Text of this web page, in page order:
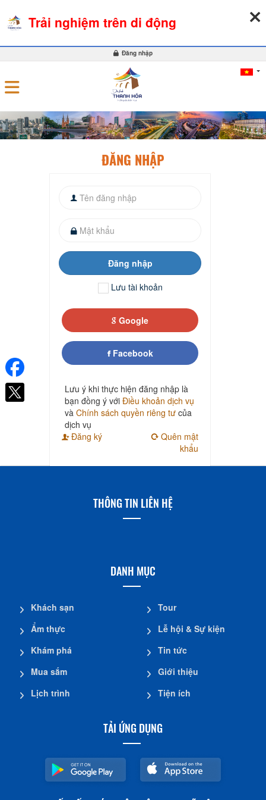
Đăng nhập
ĐĂNG NHẬP
Đăng nhập
Lưu tài khoản
Google
Facebook
Lưu ý khi thực hiện đăng nhập là
bạn đồng ý với Điều khoản dịch vụ
và Chính sách quyền riêng tư của
dịch vụ
Đăng ký
Quên mật
khẩu
THÔNG TIN LIÊN HỆ
DANH MỤC
Khách sạn
Ẩm thực
Khám phá
Mua sắm
Lịch trình
Tour
Lễ hội & Sự kiện
Tin tức
Giới thiệu
Tiện ích
TẢI ỨNG DỤNG
Trải nghiệm trên di động